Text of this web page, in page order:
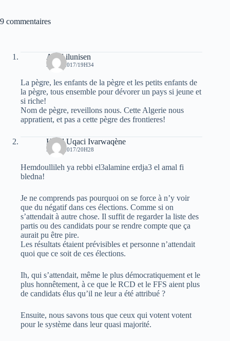
9 commentaires
Aksil ilunisen
5 MAI 2017/19H34
La pègre, les enfants de la pègre et les petits enfants de
la pègre, tous ensemble pour dévorer un pays si jeune et
si riche!
Nom de pègre, reveillons nous. Cette Algerie nous
appratient, et pas a cette pègre des frontieres!
Hend Uqaci Ivarwaqène
5 MAI 2017/20H28
Hemdoullileh ya rebbi el3alamine erdja3 el amal fi
bledna!
Je ne comprends pas pourquoi on se force à n’y voir
que du négatif dans ces élections. Comme si on
s’attendait à autre chose. Il suffit de regarder la liste des
partis ou des candidats pour se rendre compte que ça
aurait pu être pire.
Les résultats étaient prévisibles et personne n’attendait
quoi que ce soit de ces élections.
Ih, qui s’attendait, même le plus démocratiquement et le
plus honnêtement, à ce que le RCD et le FFS aient plus
de candidats élus qu’il ne leur a été attribué ?
Ensuite, nous savons tous que ceux qui votent votent
pour le système dans leur quasi majorité.